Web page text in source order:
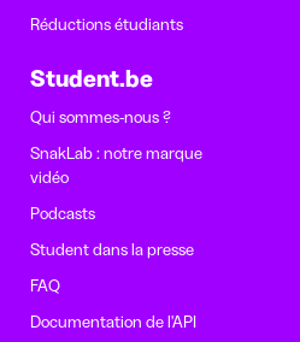
Réductions étudiants
Student.be
Qui sommes-nous ?
SnakLab : notre marque
vidéo
Podcasts
Student dans la presse
FAQ
Documentation de l'API